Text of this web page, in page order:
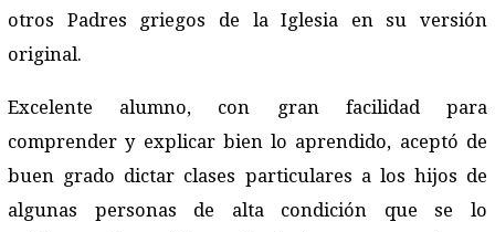
otros Padres griegos de la Iglesia en su versión
original.
Excelente alumno, con gran facilidad para
comprender y explicar bien lo aprendido, aceptó de
buen grado dictar clases particulares a los hijos de
algunas personas de alta condición que se lo